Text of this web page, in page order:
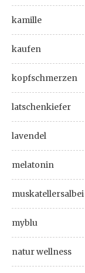
kamille
kaufen
kopfschmerzen
latschenkiefer
lavendel
melatonin
muskatellersalbei
myblu
natur wellness